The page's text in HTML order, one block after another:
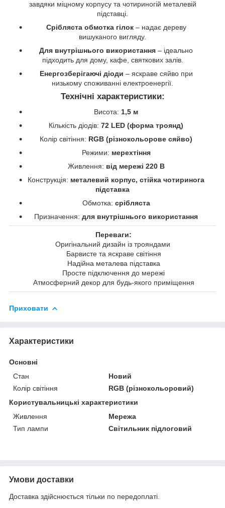
завдяки міцному корпусу та чотириногій металевій
підставці.
Срібляста обмотка гілок– надає дереву
вишуканого вигляду.
Для внутрішнього використання – ідеально
підходить для дому, кафе, святкових залів.
Енергозберігаючі діоди – яскраве сяйво при
низькому споживанні електроенергії.
Технічні характеристики:
Висота: 1,5 м
Кількість діодів: 72 LED (форма троянд)
Колір світіння: RGB (різнокольорове сяйво)
Режими: мерехтіння
Живлення: від мережі 220 В
Конструкція: металевий корпус, стійка чотиринога
підставка
Обмотка: срібляста
Призначення: для внутрішнього використання
Переваги:
Оригінальний дизайн із трояндами
Барвисте та яскраве світіння
Надійна металева підставка
Просте підключення до мережі
Атмосферний декор для будь-якого приміщення
Приховати
Характеристики
Основні
Стан
Новий
Колір світіння
RGB (різнокольоровий)
Користувальницькі характеристики
Живлення
Мережа
Тип лампи
Світильник підлоговий
Умови доставки
Доставка здійснюється тільки по передоплаті.